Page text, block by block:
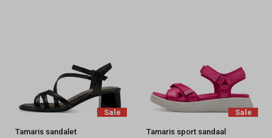
Sale
Tamaris sandalet
Sale
Tamaris sport sandaal